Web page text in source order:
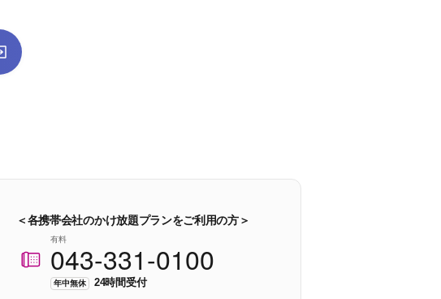
＜各携帯会社のかけ放題プランをご利用の方＞
有料
043-331-0100
年中無休 24時間受付